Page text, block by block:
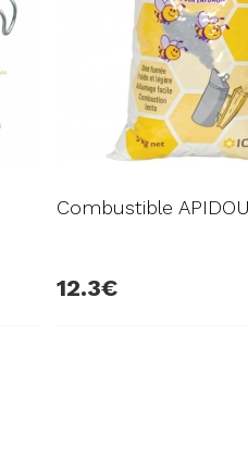
Combustible
12.3